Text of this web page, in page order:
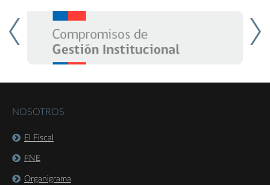
NOSOTROS
El Fiscal
FNE
Organigrama